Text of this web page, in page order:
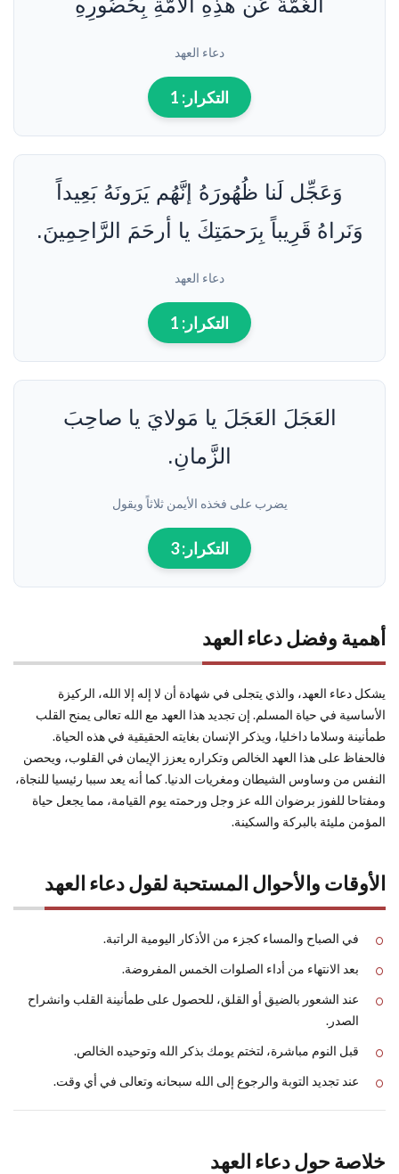
الغُمَّةَ عَن هذِهِ الاُمَّةِ بِحُضُورِهِ
دعاء العهد
التكرار: 1
وَعَجِّل لَنا ظُهُورَهُ إنَّهُم يَرَونَهُ بَعِيداً
وَنَراهُ قَرِيباً بِرَحمَتِكَ يا أرحَمَ الرَّاحِمِينَ.
دعاء العهد
التكرار: 1
العَجَلَ العَجَلَ يا مَولايَ يا صاحِبَ
الزَّمانِ.
يضرب على فخذه الأيمن ثلاثاً ويقول
التكرار:3
أهمية وفضل دعاء العهد
يشكل دعاء العهد، والذي يتجلى في شهادة أن لا إله إلا الله، الركيزة
الأساسية في حياة المسلم. إن تجديد هذا العهد مع الله تعالى يمنح القلب
طمأنينة وسلاما داخليا، ويذكر الإنسان بغايته الحقيقية في هذه الحياة.
فالحفاظ على هذا العهد الخالص وتكراره يعزز الإيمان في القلوب، ويحصن
النفس من وساوس الشيطان ومغريات الدنيا. كما أنه يعد سببا رئيسيا للنجاة،
ومفتاحا للفوز برضوان الله عز وجل ورحمته يوم القيامة، مما يجعل حياة
المؤمن مليئة بالبركة والسكينة.
الأوقات والأحوال المستحبة لقول دعاء العهد
في الصباح والمساء كجزء من الأذكار اليومية الراتبة.
بعد الانتهاء من أداء الصلوات الخمس المفروضة.
عند الشعور بالضيق أو القلق، للحصول على طمأنينة القلب وانشراح
الصدر.
قبل النوم مباشرة، لتختم يومك بذكر الله وتوحيده الخالص.
عند تجديد التوبة والرجوع إلى الله سبحانه وتعالى في أي وقت.
خلاصة حول دعاء العهد